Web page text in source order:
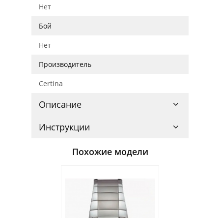
Нет
Бой
Нет
Производитель
Certina
Описание
Инструкции
Похожие модели